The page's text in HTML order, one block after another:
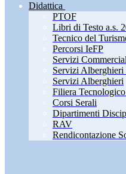
Didattica
PTOF
Libri di Testo a.s.
Tecnico del
Percorsi IeFP
Servizi
Servizi
Servizi Alberghieri
Filiera
Corsi Serali
Dipartimenti
RAV
Rendicontazione